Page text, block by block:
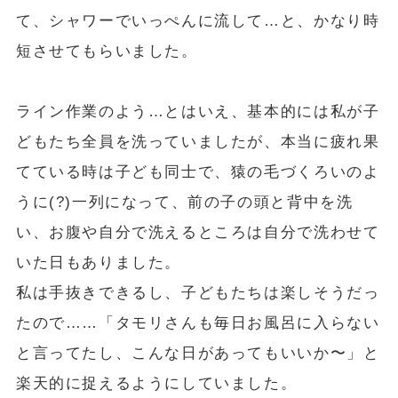
て、シャワーでいっぺんに流して…と、かなり時
短させてもらいました。
ライン作業のよう…とはいえ、基本的には私が子
どもたち全員を洗っていましたが、本当に疲れ果
てている時は子ども同士で、猿の毛づくろいのよ
うに(?)一列になって、前の子の頭と背中を洗
い、お腹や自分で洗えるところは自分で洗わせて
いた日もありました。
私は手抜きできるし、子どもたちは楽しそうだっ
たので……「タモリさんも毎日お風呂に入らない
と言ってたし、こんな日があってもいいか〜」と
楽天的に捉えるようにしていました。